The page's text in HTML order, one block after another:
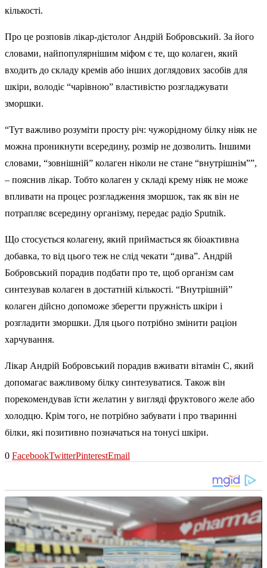
кількості.
Про це розповів лікар-дієтолог Андрій Бобровський. За його
словами, найпопулярнішим міфом є те, що колаген, який
входить до складу кремів або інших доглядових засобів для
шкіри, володіє “чарівною” властивістю розгладжувати
зморшки.
“Тут важливо розуміти просту річ: чужорідному білку ніяк не
можна проникнути всередину, розмір не дозволить. Іншими
словами, “зовнішній” колаген ніколи не стане “внутрішнім””,
– пояснив лікар. Тобто колаген у складі крему ніяк не може
впливати на процес розгладження зморшок, так як він не
потрапляє всередину організму, передає радіо Sputnik.
Що стосується колагену, який приймається як біоактивна
добавка, то від цього теж не слід чекати “дива”. Андрій
Бобровський порадив подбати про те, щоб організм сам
синтезував колаген в достатній кількості. “Внутрішній”
колаген дійсно допоможе зберегти пружність шкіри і
розгладити зморшки. Для цього потрібно змінити раціон
харчування.
Лікар Андрій Бобровський порадив вживати вітамін С, який
допомагає важливому білку синтезуватися. Також він
порекомендував їсти желатин у вигляді фруктового желе або
холодцю. Крім того, не потрібно забувати і про тваринні
білки, які позитивно позначаться на тонусі шкіри.
0 FacebookTwitterPinterestEmail